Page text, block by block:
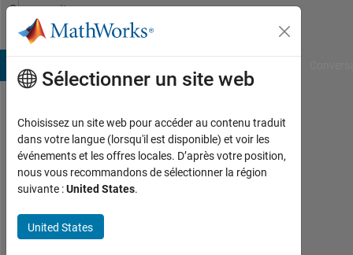
Passer au contenu
Community
Profile
Anele
Last
seen:
presque
2 ans il
y a
Sélectionner un site web
Choisissez un site web pour accéder au contenu traduit
dans votre langue (lorsqu'il est disponible) et voir les
événements et les offres locales. D’après votre position,
nous vous recommandons de sélectionner la région
suivante :United States.
United States